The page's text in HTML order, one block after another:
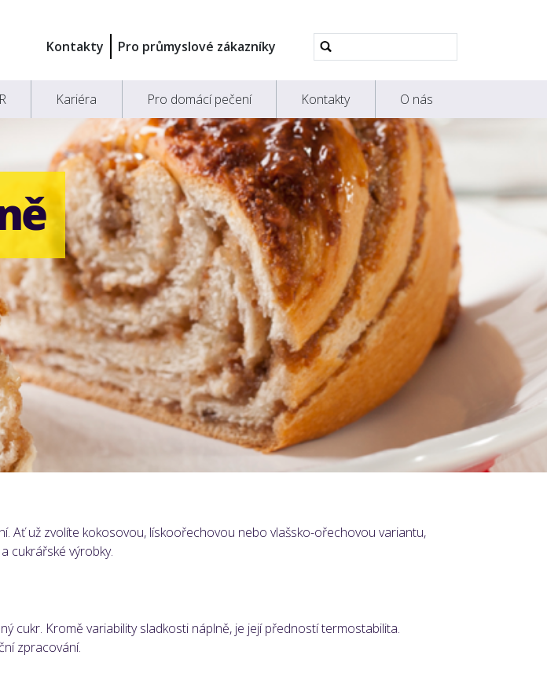
Kontakty Pro průmyslové zákazníky
Pokročilé
vyhledávání...
Kariéra Pro domácí pečení Kontakty O nás
Ať už zvolíte kokosovou, lískoořechovou nebo vlašsko-ořechovou variantu,
cukrářské výrobky.
cukr. Kromě variability sladkosti náplně, je její předností termostabilita.
zpracování.